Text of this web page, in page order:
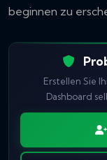
beginnen zu
Erstellen Sie
Dashboard